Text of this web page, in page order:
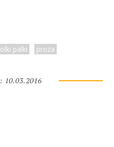
palki proza
10.03.2016